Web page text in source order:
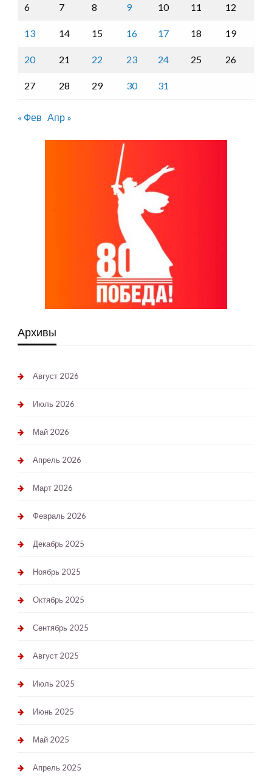
6 7 8 9 10 11 12
13 14 15 16 17 18 19
20 21 22 23 24 25 26
27 28 29 30 31
« Фев Апр »
Архивы
Август 2026
Июль 2026
Май 2026
Апрель 2026
Март 2026
Февраль 2026
Декабрь 2025
Ноябрь 2025
Октябрь 2025
Сентябрь 2025
Август 2025
Июль 2025
Июнь 2025
Май 2025
Апрель 2025